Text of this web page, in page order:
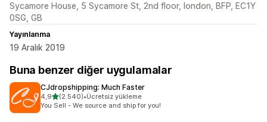
Sycamore House, 5 Sycamore St, 2nd floor, london, BFP, EC1Y
0SG, GB
Yayınlanma
19 Aralık 2019
Buna benzer diğer uygulamalar
CJdropshipping: Much Faster
4,95 yıldız üzerinden
(2.540)
toplam 2540 değerlendirme
•Ücretsiz yükleme
You Sell - We source and ship for you!